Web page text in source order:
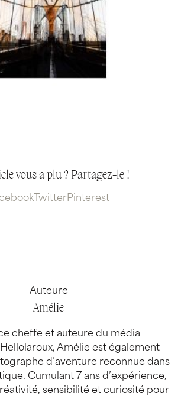
vous a plu ? Partagez-le !
TwitterPinterest
Auteure
Amélie
cheffe et auteure du média
Amélie est également
d’aventure reconnue dans
Cumulant 7 ans d’expérience,
sensibilité et curiosité pour